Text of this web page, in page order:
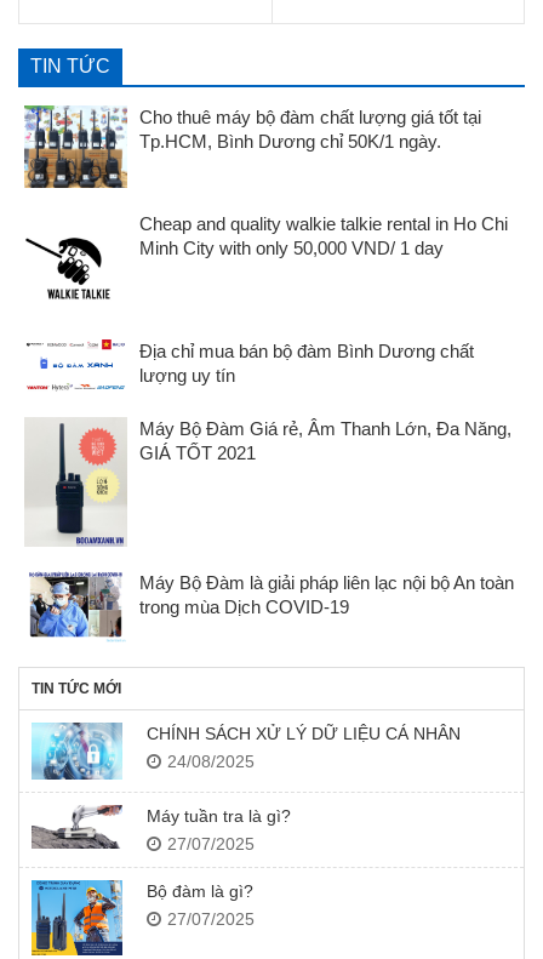
TIN TỨC
Cho thuê máy bộ đàm chất lượng giá tốt tại
Tp.HCM, Bình Dương chỉ 50K/1 ngày.
Cheap and quality walkie talkie rental in Ho Chi
Minh City with only 50,000 VND/ 1 day
Địa chỉ mua bán bộ đàm Bình Dương chất
lượng uy tín
Máy Bộ Đàm Giá rẻ, Âm Thanh Lớn, Đa Năng,
GIÁ TỐT 2021
Máy Bộ Đàm là giải pháp liên lạc nội bộ An toàn
trong mùa Dịch COVID-19
TIN TỨC MỚI
CHÍNH SÁCH XỬ LÝ DỮ LIỆU CÁ NHÂN
24/08/2025
Máy tuần tra là gì?
27/07/2025
Bộ đàm là gì?
27/07/2025